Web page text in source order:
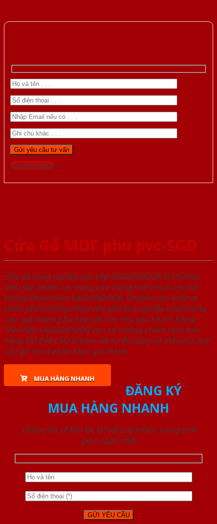
Gọi 0976.169.864
Cửa Gỗ MDF phu pvc-SGD
Cửa gỗ công nghiệp cao cấp SAIGONDOOR là thương
hiệu sản phẩm các dòng cửa trong một chuỗi các hệ
thống Showroom SAIGONDOOR. Chuyên sản xuất và
phân phối những dòng cửa gỗ công nghiệp chất lượng
cao, giá thành phù hợp với mọi nhu cầu khách hàng.
Trên hết, SAIGONDOOR còn có những chính sách bán
hàng ƯU ĐÃI CAO đi kèm với sự đa dạng về mẫu mã, loại
cửa gỗ và cả phân khúc giá thành.
MUA HÀNG NHANH
ĐĂNG KÝ
MUA HÀNG NHANH
Chúng tôi sẽ liên lạc lại với quý khách trong thời
gian ngắn nhất